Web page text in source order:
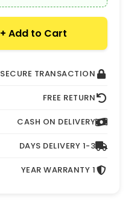
Add to Cart +
SECURE TRANSACTION
FREE RETURN
CASH ON DELIVERY
1-3 DAYS DELIVERY
1 YEAR WARRANTY